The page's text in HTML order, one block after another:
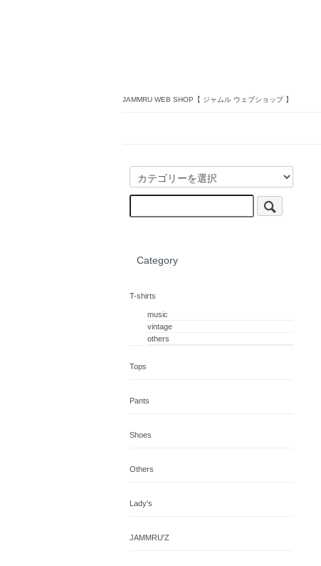
JAMMRU WEB SHOP【 ジャムル ウェブショップ 】
Category
T-shirts
music
vintage
others
Tops
Pants
Shoes
Others
Lady's
JAMMRU'Z